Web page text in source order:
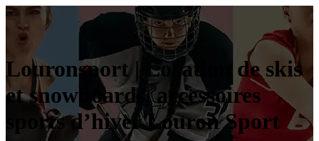
Louronsport | Location de skis
et snowboards, accessoires
sports d’hiver Louron Sport